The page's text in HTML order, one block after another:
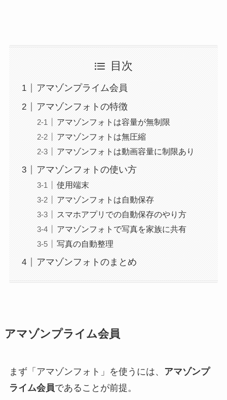
目次
アマゾンプライム会員
アマゾンフォトの特徴
アマゾンフォトは容量が無制限
アマゾンフォトは無圧縮
アマゾンフォトは動画容量に制限あり
アマゾンフォトの使い方
使用端末
アマゾンフォトは自動保存
スマホアプリでの自動保存のやり方
アマゾンフォトで写真を家族に共有
写真の自動整理
アマゾンフォトのまとめ
アマゾンプライム会員
まず「アマゾンフォト」を使うには、 アマゾンプ
ライム会員であることが前提。